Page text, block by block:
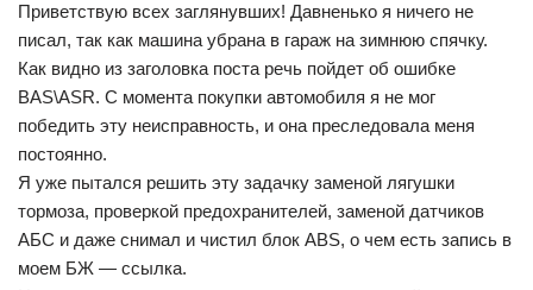
Приветствую всех заглянувших! Давненько я ничего не
писал, так как машина убрана в гараж на зимнюю спячку.
Как видно из заголовка поста речь пойдет об ошибке
BAS\ASR. С момента покупки автомобиля я не мог
победить эту неисправность, и она преследовала меня
постоянно.
Я уже пытался решить эту задачку заменой лягушки
тормоза, проверкой предохранителей, заменой датчиков
АБС и даже снимал и чистил блок ABS, о чем есть запись в
моем БЖ — ссылка.